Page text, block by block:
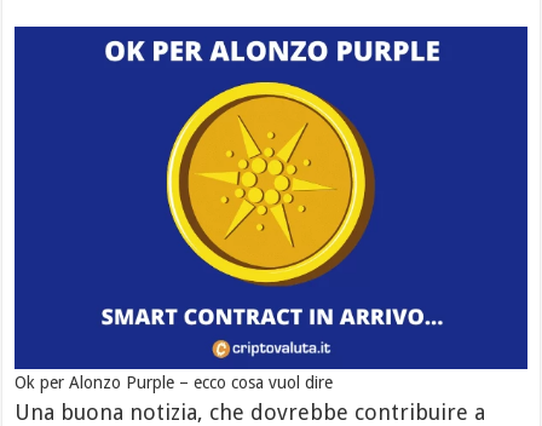
Ok per Alonzo Purple – ecco cosa vuol dire
Una buona notizia, che dovrebbe contribuire a